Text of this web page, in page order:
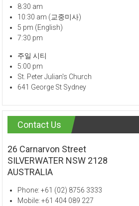
8:30 am
10:30 am (교중미사)
5 pm (English)
7:30 pm
주일 시티
5:00 pm
St. Peter Julian's Church
641 George St Sydney
Contact Us
26 Carnarvon Street
SILVERWATER NSW 2128
AUSTRALIA
Phone: +61 (02) 8756 3333
Mobile: +61 404 089 227